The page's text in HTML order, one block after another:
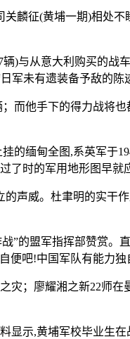
麟征(黄埔一期)相处
)与从意大利购买的战
军未有遗装备予敌的
而他手下的得力战将
的缅甸全图,系英军于
了时的军用地形图早就
声威。杜聿明的实干
”的盟军指挥部赞赏
便吧!中国军队有能力独
；廖耀湘之新22师
示,黄埔军校毕业生